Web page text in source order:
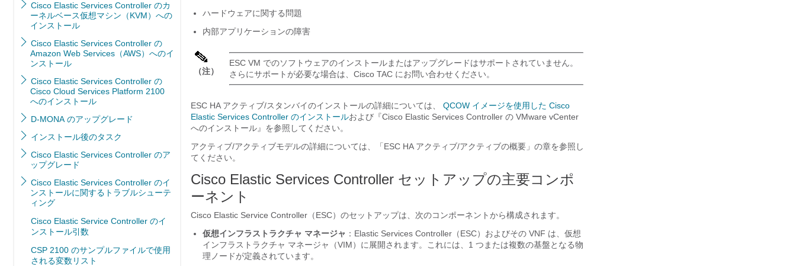
Cisco Elastic Services Controller のカ
ーネルベース仮想マシン（KVM）への
インストール
Cisco Elastic Services Controller の
Amazon Web Services（AWS）へのイ
ンストール
Cisco Elastic Services Controller の
Cisco Cloud Services Platform 2100
へのインストール
D-MONA のアップグレード
インストール後のタスク
Cisco Elastic Services Controller のア
ップグレード
Cisco Elastic Services Controller のイ
ンストールに関するトラブルシューテ
ィング
Cisco Elastic Service Controller のイ
ンストール引数
CSP 2100 のサンプルファイルで使用
される変数リスト
ハードウェアに関する問題
内部アプリケーションの障害
（注）
ESC VM でのソフトウェアのインストールまたはアップグレードはサポートされていません。
さらにサポートが必要な場合は、Cisco TAC にお問い合わせください。
ESC HA アクティブ/スタンバイのインストールの詳細については、 QCOW イメージを使用した Cisco
Elastic Services Controller のインストールおよび『Cisco Elastic Services Controller の VMware vCenter
へのインストール』を参照してください。
アクティブ/アクティブモデルの詳細については、「ESC HA アクティブ/アクティブの概要」の章を参照し
てください。
Cisco Elastic Services Controller セットアップの主要コンポ
ーネント
Cisco Elastic Service Controller（ESC）のセットアップは、次のコンポーネントから構成されます。
仮想インフラストラクチャ マネージャ ：Elastic Services Controller（ESC）およびその VNF は、仮想
インフラストラクチャ マネージャ（VIM）に展開されます。これには、1 つまたは複数の基盤となる物
理ノードが定義されています。